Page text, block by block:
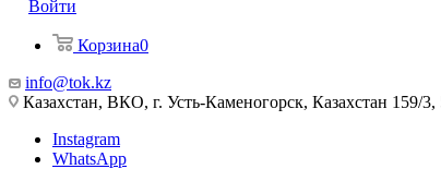
Войти
Корзина0
info@tok.kz
Казахстан, ВКО, г. Усть-Каменогорск, Казахстан 159/3,
Instagram
WhatsApp